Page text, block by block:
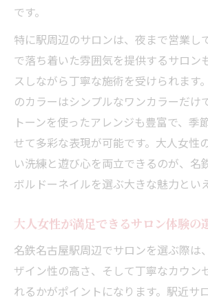
です。
特に駅周辺のサロンは、夜まで営業し
で落ち着いた雰囲気を提供するサロン
スしながら丁寧な施術を受けられます
のカラーはシンプルなワンカラーだけ
トーンを使ったアレンジも豊富で、季
せて多彩な表現が可能です。大人女性
い洗練と遊び心を両立できるのが、名
ボルドーネイルを選ぶ大きな魅力とい
大人女性が満足できるサロン体験の
名鉄名古屋駅周辺でサロンを選ぶ際は
ザイン性の高さ、そして丁寧なカウン
れるかがポイントになります。駅近サ